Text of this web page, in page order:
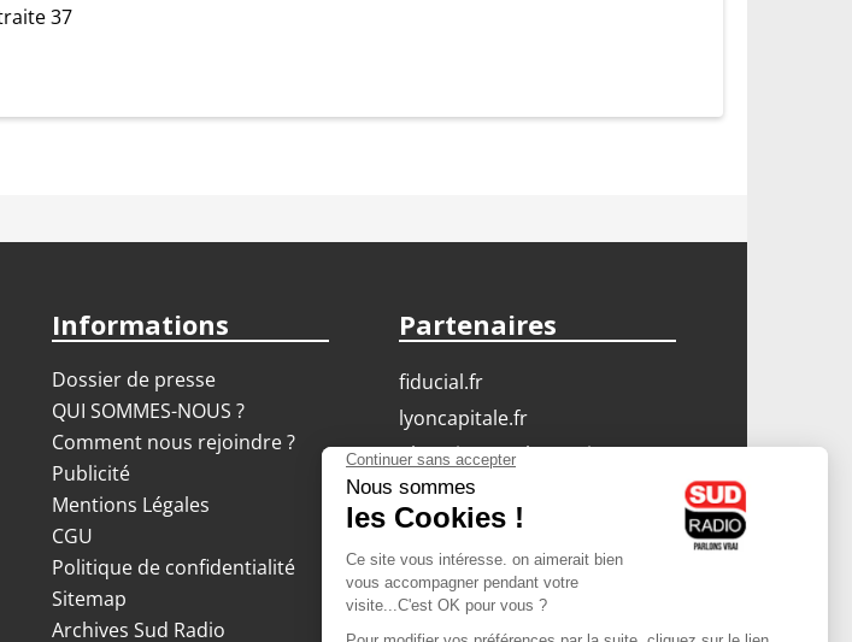
37
Informations
Dossier de presse
QUI SOMMES-NOUS ?
Comment nous rejoindre ?
Publicité
Mentions Légales
CGU
Politique de confidentialité
Sitemap
Archives Sud Radio
Partenaires
fiducial.fr
lyoncapitale.fr
olympique-et-lyonnais.com
L'application Iphone
/ Android
Téléchargez l'application